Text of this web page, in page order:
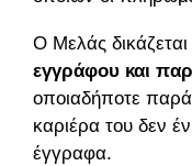
Ο Μελάς
εγγράφου και
οποιαδήποτε
καριέρα του δεν
έγγραφα.